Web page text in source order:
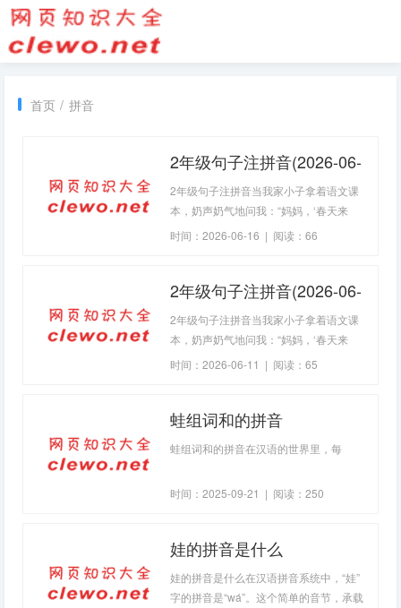
首页 / 拼音
2年级句子注拼音(2026-06-
16句子)
2年级句子注拼音当我家小子拿着语文课
本，奶声奶气地问我：“妈妈，‘春天来
了，花儿开了’，这句话怎么注拼音呀？”
时间：2026-06-16 | 阅读：66
2年级句子注拼音(2026-06-
11句子)
2年级句子注拼音当我家小子拿着语文课
本，奶声奶气地问我：“妈妈，‘春天来
了，花儿开了’，
时间：2026-06-11 | 阅读：65
蛙组词和的拼音
蛙组词和的拼音在汉语的世界里，每
时间：2025-09-21 | 阅读：250
娃的拼音是什么
娃的拼音是什么在汉语拼音系统中，“娃”
字的拼音是“wá”。这个简单的音节，承载